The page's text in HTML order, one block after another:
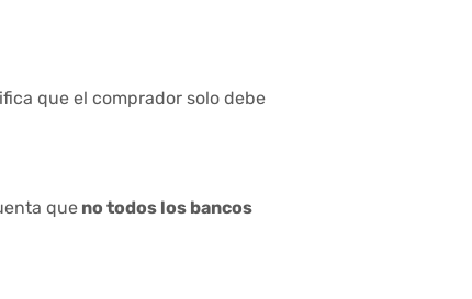
que el comprador solo debe
que no todos los bancos